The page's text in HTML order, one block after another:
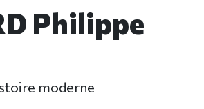
Philippe
moderne